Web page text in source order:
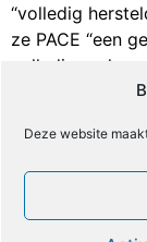
Deze website
“volledig
ze PACE “een
volledig
recente
waard zijn.)
Gezien de
het goed te